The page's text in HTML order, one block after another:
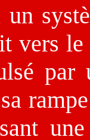
un
vers
par